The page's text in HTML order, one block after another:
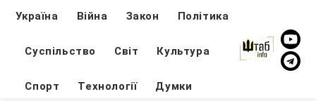
Україна Війна Закон Політика
Суспільство Світ Культура
Спорт Технології Думки